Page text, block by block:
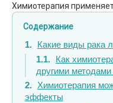
Химиотерапия
Содержание
Какие виды рака
Как
другими
Химиотерапия
эффекты